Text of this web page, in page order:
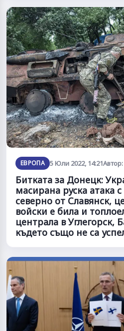
ЕВРОПА 5 Юли 2022, 14:21
Битката за Донецк:
масирана руска атака
северно от Славянск,
войски е била и
централа в Углегорск,
където също не са